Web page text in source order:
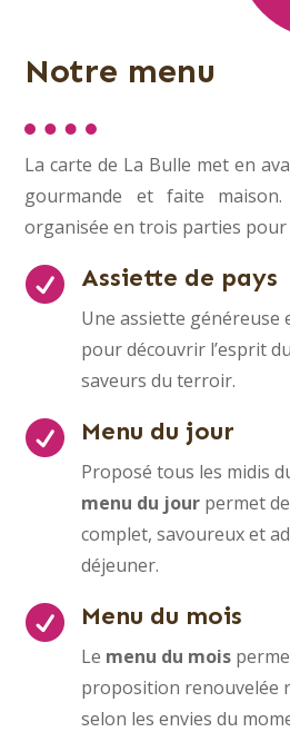
Notre menu
La carte de La Bulle met en
gourmande et faite
organisée en trois parties
 Assiette de pays
Une assiette généreuse
pour découvrir l’esprit
saveurs du terroir.
 Menu du jour
Proposé tous les midis
menu du jourpermet
complet, savoureux et
déjeuner.
 Menu du mois
Le menu du mois
proposition renouvelée
selon les envies du